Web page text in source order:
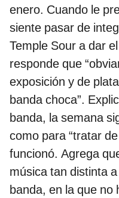
enero. Cuando le
siente pasar de
Temple Sour a dar
responde que
exposición y de
banda choca”.
banda, la semana
como para “tratar
funcionó. Agrega
música tan distinta
banda, en la que no